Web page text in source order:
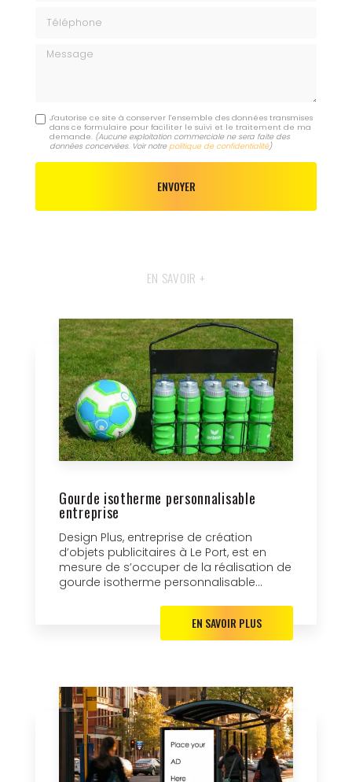
Message
J'autorise ce site à conserver l'ensemble des données transmises
dans ce formulaire pour faciliter le suivi et le traitement de ma
demande. (Aucune exploitation commerciale ne sera faite des
données concervées. Voir notre politique de confidentialité)
EN SAVOIR +
Gourde isotherme personnalisable
entreprise
Design Plus, entreprise de création
d’objets publicitaires à Le Port, est en
mesure de s’occuper de la réalisation de
gourde isotherme personnalisable...
EN SAVOIR PLUS